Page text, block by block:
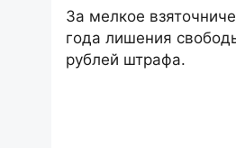
За мелкое
года лишения
рублей штрафа.